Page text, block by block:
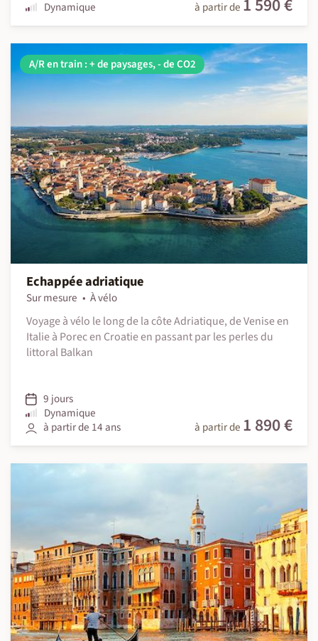
Dynamique
à partir de 1 590 €
A/R en train : + de paysages, - de CO2
Echappée adriatique
Sur mesure
À vélo
Voyage à vélo le long de la côte Adriatique, de Venise en
Italie à Porec en Croatie en passant par les perles du
littoral Balkan
9 jours
Dynamique
à partir de 14 ans
à partir de 1 890 €